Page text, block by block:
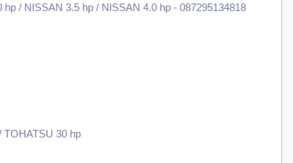
/ NISSAN 3.5 hp / NISSAN 4.0 hp - 087295134818
TOHATSU 30 hp